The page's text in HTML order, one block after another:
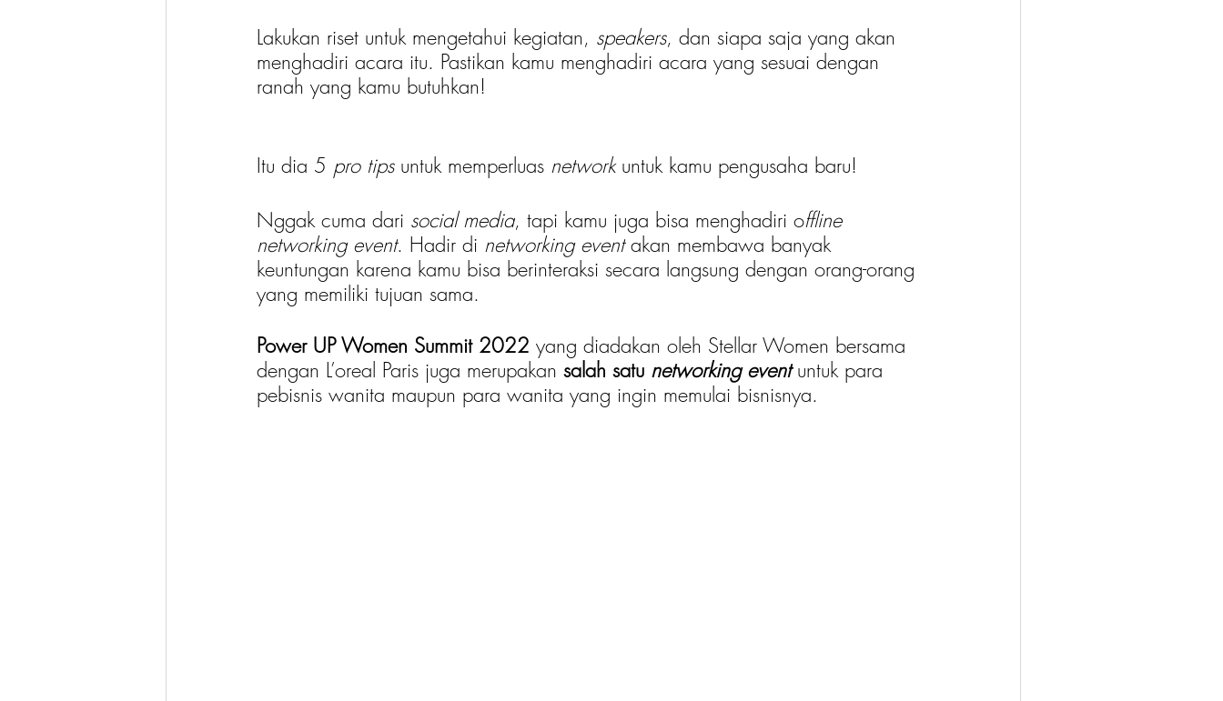
Lakukan riset untuk mengetahui kegiatan, speakers, dan siapa saja yang akan
menghadiri acara itu. Pastikan kamu menghadiri acara yang sesuai dengan
ranah yang kamu butuhkan!
Itu dia 5 pro tips untuk memperluas network untuk kamu pengusaha baru!
Nggak cuma dari social media, tapi kamu juga bisa menghadiri offline
networking event. Hadir di networking event akan membawa banyak
keuntungan karena kamu bisa berinteraksi secara langsung dengan orang-orang
yang memiliki tujuan sama.
Power UP Women Summit 2022 yang diadakan oleh Stellar Women bersama
dengan L’oreal Paris juga merupakan salah satu networking event untuk para
pebisnis wanita maupun para wanita yang ingin memulai bisnisnya.